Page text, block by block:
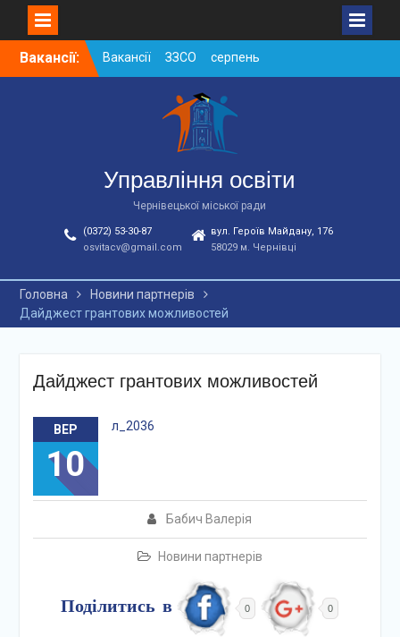
SkipВакансії:
Вакансії ЗЗСО серпень
2026
Вакансії ЗЗСО червень
Вакансії у ЗДО та
дошкільних підрозділах
ЗЗСО станом на
01.08.2026 р.
Управління освіти
Чернівецької міської ради
(0372) 53-30-87
osvitacv@gmail.com
вул. Героїв Майдану, 176
58029 м. Чернівці
Головна
Новини партнерів
Дайджест грантових можливостей
Дайджест грантових можливостей
ВЕР
10
Бабич Валерія
Новини партнерів
л_2036
Поділитись в 0 0